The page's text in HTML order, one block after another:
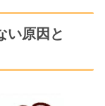
い原因と